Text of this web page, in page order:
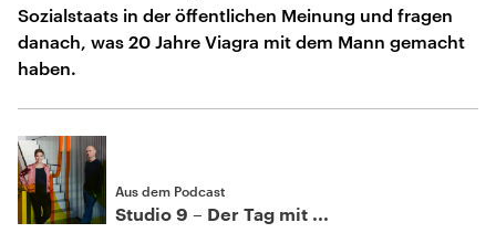
Sozialstaats in der öffentlichen Meinung und fragen
danach, was 20 Jahre Viagra mit dem Mann gemacht
haben.
Aus dem Podcast
Studio 9 – Der Tag mit ...